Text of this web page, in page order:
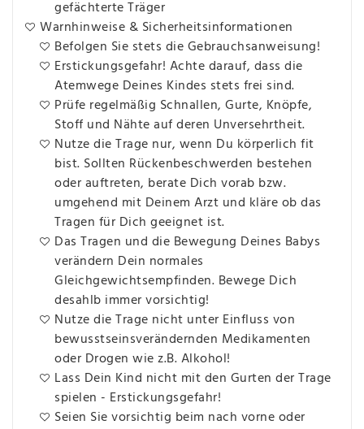
gefächterte Träger
Warnhinweise & Sicherheitsinformationen
Befolgen Sie stets die Gebrauchsanweisung!
Erstickungsgefahr! Achte darauf, dass die
Atemwege Deines Kindes stets frei sind.
Prüfe regelmäßig Schnallen, Gurte, Knöpfe,
Stoff und Nähte auf deren Unversehrtheit.
Nutze die Trage nur, wenn Du körperlich fit
bist. Sollten Rückenbeschwerden bestehen
oder auftreten, berate Dich vorab bzw.
umgehend mit Deinem Arzt und kläre ob das
Tragen für Dich geeignet ist.
Das Tragen und die Bewegung Deines Babys
verändern Dein normales
Gleichgewichtsempfinden. Bewege Dich
desahlb immer vorsichtig!
Nutze die Trage nicht unter Einfluss von
bewusstseinsverändernden Medikamenten
oder Drogen wie z.B. Alkohol!
Lass Dein Kind nicht mit den Gurten der Trage
spielen - Erstickungsgefahr!
Seien Sie vorsichtig beim nach vorne oder